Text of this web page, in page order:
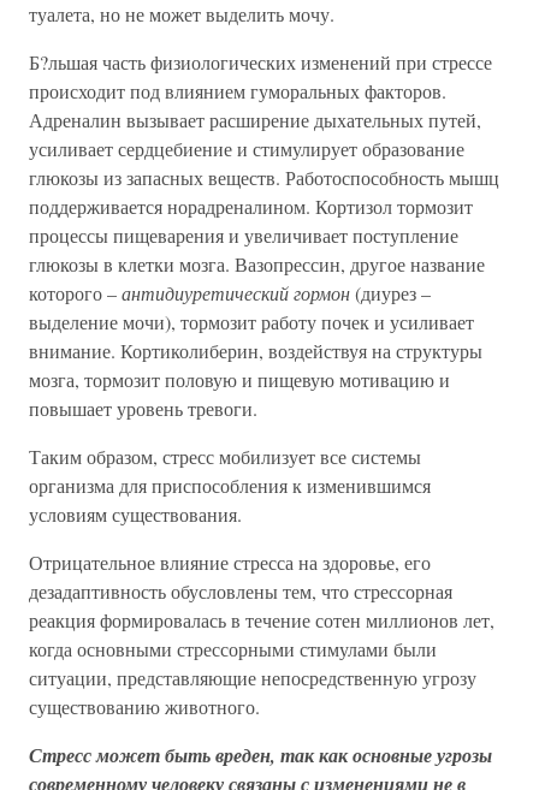
туалета, но не может выделить мочу.
Б?льшая часть физиологических изменений при стрессе
происходит под влиянием гуморальных факторов.
Адреналин вызывает расширение дыхательных путей,
усиливает сердцебиение и стимулирует образование
глюкозы из запасных веществ. Работоспособность мышц
поддерживается норадреналином. Кортизол тормозит
процессы пищеварения и увеличивает поступление
глюкозы в клетки мозга. Вазопрессин, другое название
которого –антидиуретический гормон(диурез –
выделение мочи), тормозит работу почек и усиливает
внимание. Кортиколиберин, воздействуя на структуры
мозга, тормозит половую и пищевую мотивацию и
повышает уровень тревоги.
Таким образом, стресс мобилизует все системы
организма для приспособления к изменившимся
условиям существования.
Отрицательное влияние стресса на здоровье, его
дезадаптивность обусловлены тем, что стрессорная
реакция формировалась в течение сотен миллионов лет,
когда основными стрессорными стимулами были
ситуации, представляющие непосредственную угрозу
существованию животного.
Стресс может быть вреден, так как основные угрозы
современному человеку связаны с изменениями не в